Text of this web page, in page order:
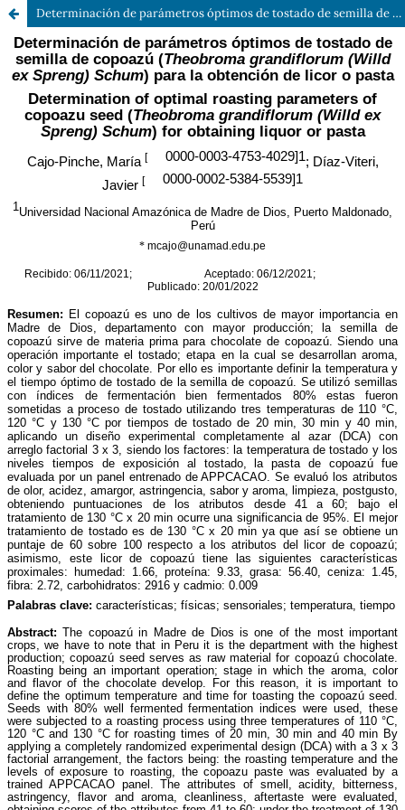
Determinación de parámetros óptimos de tostado de semilla de copoazú (Theobroma grandiflorum (Willd ex Spreng) Schum) para la obtención de licor o pasta